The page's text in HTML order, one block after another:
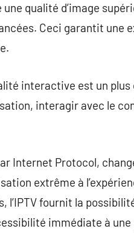
une qualité d’image
Ceci garantit une
interactive est un plus
interagir avec le
Internet Protocol,
extrême à
l’IPTV fournit la
immédiate à une